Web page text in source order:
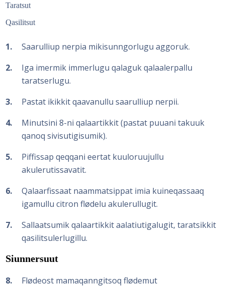
Taratsut
Qasilitsut
1
Saarulliup nerpia mikisunngorlugu aggoruk.
2
Iga imermik immerlugu qalaguk qalaalerpallu
taratserlugu.
3
Pastat ikikkit qaavanullu saarulliup nerpii.
4
Minutsini 8-ni qalaartikkit (pastat puuani takuuk
qanoq sivisutigisumik).
5
Piffissap qeqqani eertat kuuloruujullu
akulerutissavatit.
6
Qalaarfissaat naammatsippat imia kuineqassaaq
igamullu citron flødelu akulerullugit.
7
Sallaatsumik qalaartikkit aalatiutigalugit, taratsikkit
qasilitsulerlugillu.
Siunnersuut
8
Flødeost mamaqanngitsoq flødemut